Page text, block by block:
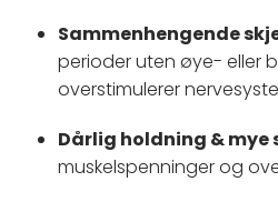
Sammenhengende
perioder uten øye- eller
overstimulerer
Dårlig holdning & mye
muskelspenninger og